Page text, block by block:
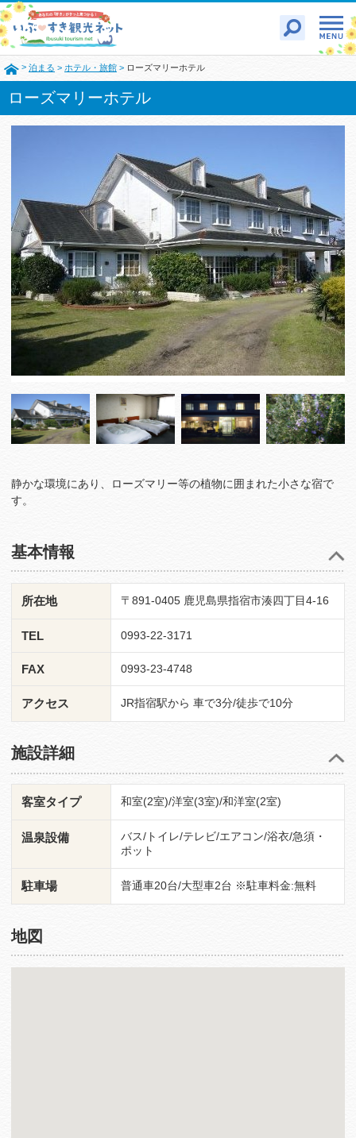
> 泊まる > ホテル・旅館 > ローズマリーホテル
ローズマリーホテル
静かな環境にあり、ローズマリー等の植物に囲まれた小さな宿で
す。
基本情報
所在地 〒891-0405 鹿児島県指宿市湊四丁目4-16
TEL 0993-22-3171
FAX 0993-23-4748
アクセス JR指宿駅から 車で3分/徒歩で10分
施設詳細
客室タイプ 和室(2室)/洋室(3室)/和洋室(2室)
温泉設備
バス/トイレ/テレビ/エアコン/浴衣/急須・
ポット
駐車場 普通車20台/大型車2台 ※駐車料金:無料
地図